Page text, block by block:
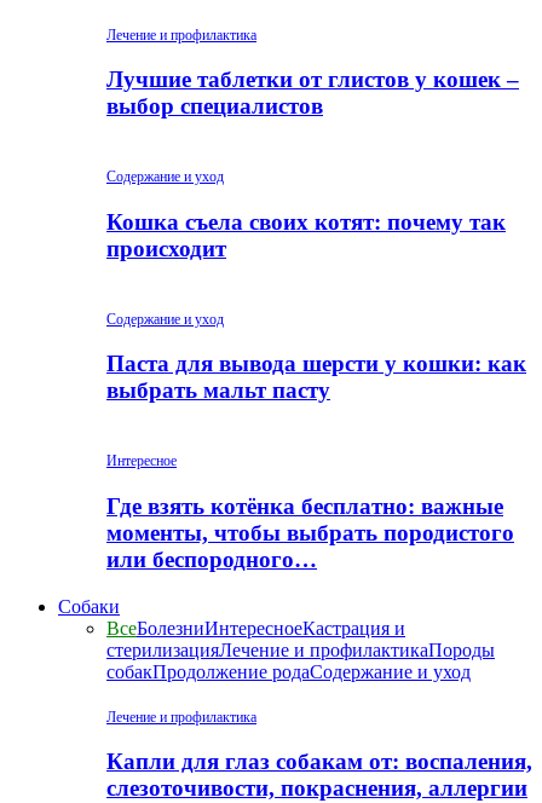
Лечение и профилактика
Лучшие таблетки от глистов у кошек –
выбор специалистов
Содержание и уход
Кошка съела своих котят: почему так
происходит
Содержание и уход
Паста для вывода шерсти у кошки: как
выбрать мальт пасту
Интересное
Где взять котёнка бесплатно: важные
моменты, чтобы выбрать породистого
или беспородного…
Собаки
ВсеБолезниИнтересноеКастрация и
стерилизацияЛечение и профилактикаПороды
собакПродолжение родаСодержание и уход
Лечение и профилактика
Капли для глаз собакам от: воспаления,
слезоточивости, покраснения, аллергии